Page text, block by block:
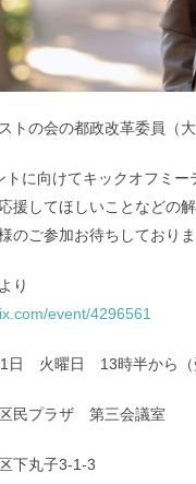
トの会の都政改革委員（
トに向けてキックオフミ
援してほしいことなどの
のご参加お待ちしておりま
り
event/4296561
日 火曜日 13時半から（
民プラザ 第三会議室
下丸子3-1-3